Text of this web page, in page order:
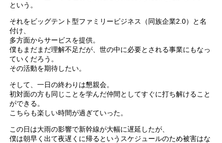
という。
それをビッグテント型ファミリービジネス（同族企業2.0）と名
付け、
多方面からサービスを提供。
僕もまだまだ理解不足だが、世の中に必要とされる事業にもなっ
ていくだろう。
その活動を期待したい。
そして、一日の終わりは懇親会。
初対面の方も同じことを学んだ仲間としてすぐに打ち解けること
ができる。
こちらも楽しい時間が過ぎていった。
この日は大雨の影響で新幹線が大幅に遅延したが、
僕は朝早く出て夜遅くに帰るというスケジュールのため被害はな